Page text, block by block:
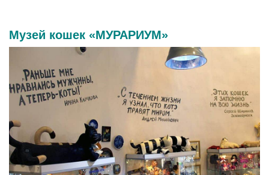
Музей кошек «МУРАРИУМ»